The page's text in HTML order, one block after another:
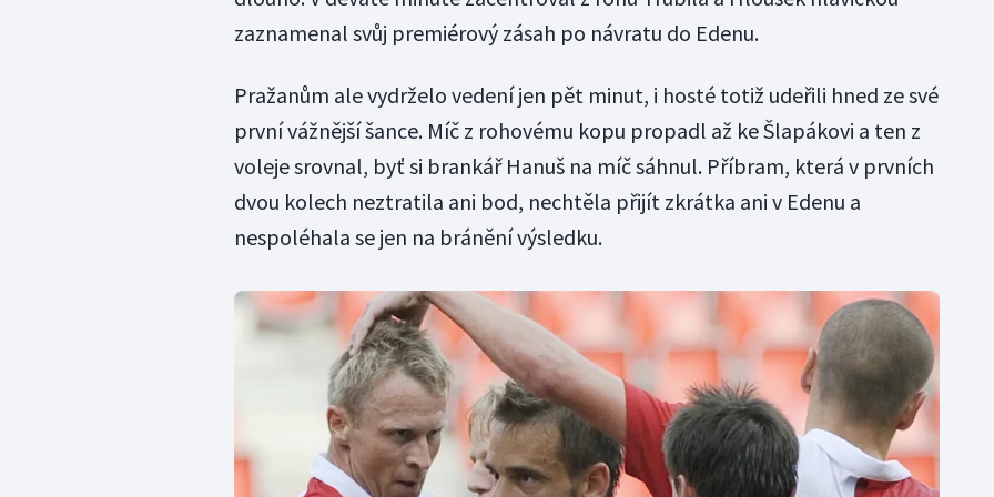
zaznamenal svůj premiérový zásah po návratu do Edenu.
Pražanům ale vydrželo vedení jen pět minut, i hosté totiž udeřili hned ze své
první vážnější šance. Míč z rohovému kopu propadl až ke Šlapákovi a ten z
voleje srovnal, byť si brankář Hanuš na míč sáhnul. Příbram, která v prvních
dvou kolech neztratila ani bod, nechtěla přijít zkrátka ani v Edenu a
nespoléhala se jen na bránění výsledku.